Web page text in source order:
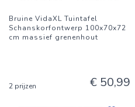
Bruine VidaXL Tuintafel
Schanskorfontwerp 100x70x72
cm massief grenenhout
2 prijzen € 50,99